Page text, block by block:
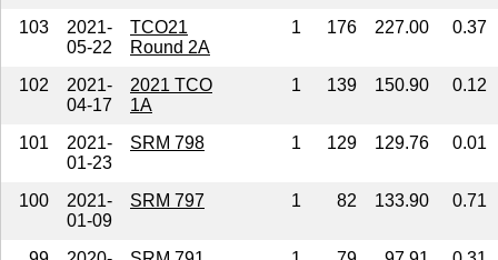
103
2021-
05-22
TCO21
Round 2A
1 176 227.00 0.37
102
2021-
04-17
2021 TCO
1A
1 139 150.90 0.12
101
2021-
01-23
SRM 798 1 129 129.76 0.01
100
2021-
01-09
SRM 797 1 82 133.90 0.71